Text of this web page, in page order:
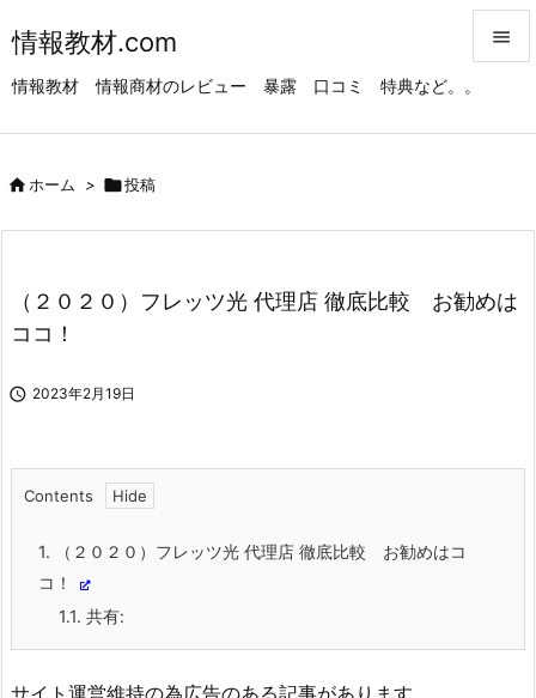
情報教材.com
情報教材 情報商材のレビュー 暴露 口コミ 特典など。。

前へ
次へ
ホーム > 投稿
（２０２０）フレッツ光 代理店 徹底比較 お勧めは
ココ！
 2023年2月19日
Contents
1.
（２０２０）フレッツ光 代理店 徹底比較 お勧めはコ
コ！
1.1. 共有:
サイト運営維持の為広告のある記事があります